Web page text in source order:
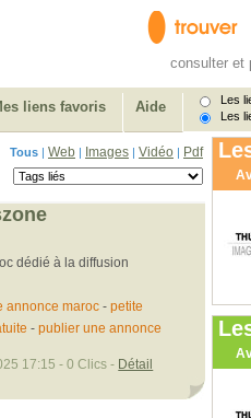
consulter et
liens favoris Aide
Les
Les
Tous | Web | Images | Vidéo | Pdf
dédié à la diffusion
annonce maroc- petite
- publier une annonce
17:15 - 0 Clics - Détail